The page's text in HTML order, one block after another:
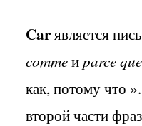
Carявляется
commeиparceque
как, потому что
второй части